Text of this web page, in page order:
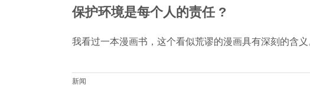
保护环境是每个人的责任 ?
我看过一本漫画书，这个看似荒谬的漫画具有深刻的含
新闻